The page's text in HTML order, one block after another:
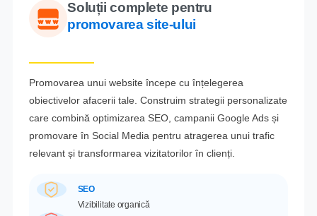
Soluții complete pentru
promovarea site-ului
Promovarea unui website începe cu înțelegerea
obiectivelor afacerii tale. Construim strategii personalizate
care combină optimizarea SEO, campanii Google Ads și
promovare în Social Media pentru atragerea unui trafic
relevant și transformarea vizitatorilor în clienți.
SEO
Vizibilitate organică